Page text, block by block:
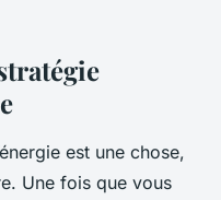
est une chose,
Une fois que vous